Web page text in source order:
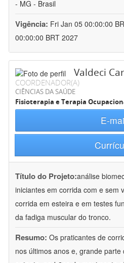
- MG - Brasil
Vigência: Fri Jan 05 00:00:00
00:00:00 BRT 2027
Valdeci
COORDENADOR(A)
CIÊNCIAS DA SAÚDE
Fisioterapia e Terapia
E-
Título do Projeto:análise
iniciantes em corrida com e sem
corrida em esteira e em testes
da fadiga muscular do tronco.
Resumo: Os praticantes de
nos últimos anos e, grande